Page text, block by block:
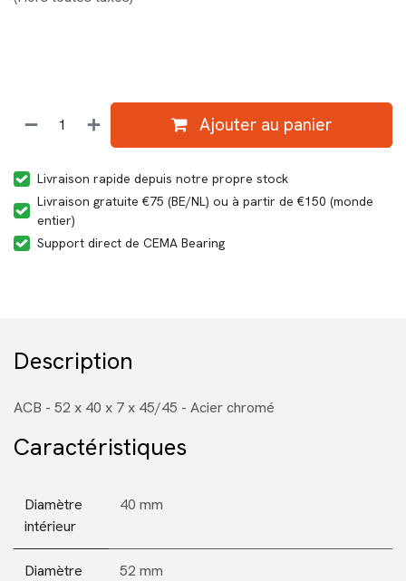
Ajouter au panier
Livraison rapide depuis notre propre stock
Livraison gratuite €75 (BE/NL) ou à partir de €150 (monde
entier)
Support direct de CEMA Bearing
Description
ACB - 52 x 40 x 7 x 45/45 - Acier chromé
Caractéristiques
Diamètre
intérieur
40 mm
Diamètre
52 mm